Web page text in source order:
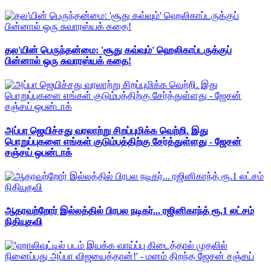
தல'யின் பெருந்தன்மை: 'சூது கவ்வும்' ஹெலிகாப்டருக்குப்
பின்னால் ஒரு சுவாரஸ்யக் கதை!
அப்பா ஜெயிச்சது வரலாற்று சிறப்புமிக்க வெற்றி. இது
பொறுப்புகளை எங்கள் குடும்பத்திற்கு சேர்த்துள்ளது - ஜேசன்
சஞ்சய் ஒபன்டாக்
ஆதரவற்றோர் இல்லத்தில் பிரபல நடிகர்... ரஜினிகாந்த் ரூ.1 லட்சம்
நிதியுதவி